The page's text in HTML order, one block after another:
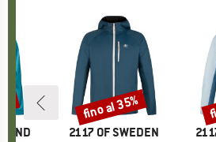
MARCHIO
2117 OF SWEDEN
Sconto
fino al 35%